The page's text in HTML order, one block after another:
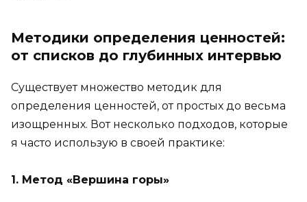
Методики определения ценностей:
от списков до глубинных интервью
Существует множество методик для
определения ценностей, от простых до весьма
изощренных. Вот несколько подходов, которые
я часто использую в своей практике:
1. Метод «Вершина горы»